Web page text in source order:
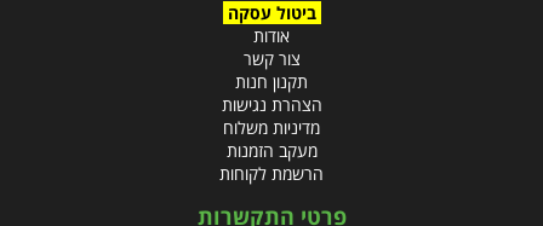
ביטול עסקה
אודות
צור קשר
תקנון חנות
הצהרת נגישות
מדיניות משלוח
מעקב הזמנות
הרשמת לקוחות
פרטי התקשרות